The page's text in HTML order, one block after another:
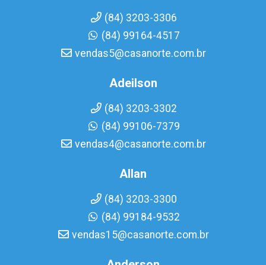
(84) 3203-3306
(84) 99164-4517
vendas5@casanorte.com.br
Adeilson
(84) 3203-3302
(84) 99106-7379
vendas4@casanorte.com.br
Allan
(84) 3203-3300
(84) 99184-9532
vendas15@casanorte.com.br